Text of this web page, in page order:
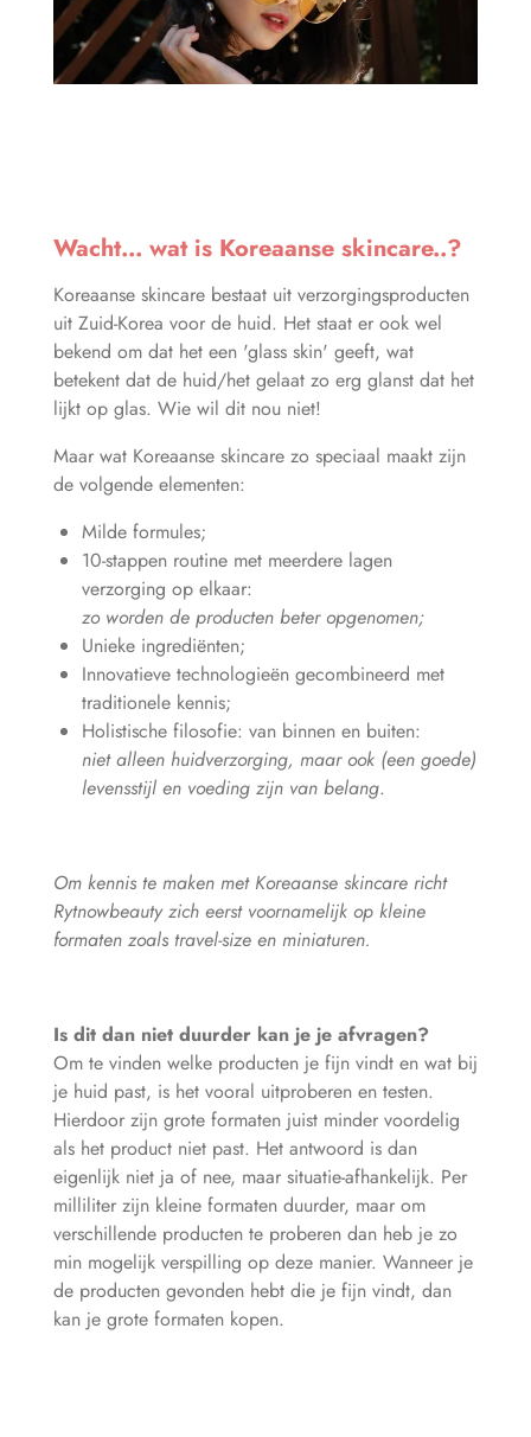
Wacht... wat is Koreaanse skincare..?
Koreaanse skincare bestaat uit verzorgingsproducten
uit Zuid-Korea voor de huid. Het staat er ook wel
bekend om dat het een 'glass skin' geeft, wat
betekent dat de huid/het gelaat zo erg glanst dat het
lijkt op glas. Wie wil dit nou niet!
Maar wat Koreaanse skincare zo speciaal maakt zijn
de volgende elementen:
Milde formules;
10-stappen routine met meerdere lagen
verzorging op elkaar:
zo worden de producten beter opgenomen;
Unieke ingrediënten;
Innovatieve technologieën gecombineerd met
traditionele kennis;
Holistische filosofie: van binnen en buiten:
niet alleen huidverzorging, maar ook (een goede)
levensstijl en voeding zijn van belang.
Om kennis te maken met Koreaanse skincare richt
Rytnowbeauty zich eerst voornamelijk op kleine
formaten zoals travel-size en miniaturen.
Is dit dan niet duurder kan je je afvragen?
Om te vinden welke producten je fijn vindt en wat bij
je huid past, is het vooral uitproberen en testen.
Hierdoor zijn grote formaten juist minder voordelig
als het product niet past. Het antwoord is dan
eigenlijk niet ja of nee, maar situatie-afhankelijk. Per
milliliter zijn kleine formaten duurder, maar om
verschillende producten te proberen dan heb je zo
min mogelijk verspilling op deze manier. Wanneer je
de producten gevonden hebt die je fijn vindt, dan
kan je grote formaten kopen.